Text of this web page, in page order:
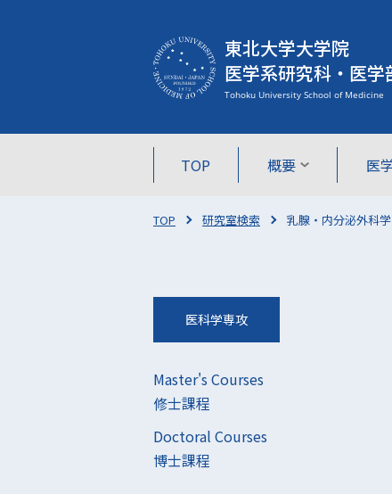
東北大学大学院
医学系研究科・医学
TOP 概要 医
TOP 研究室検索 乳腺・内分泌外科学
医科学専攻
Master's Courses
修士課程
Doctoral Courses
博士課程